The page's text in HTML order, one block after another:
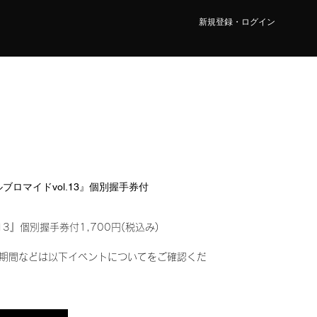
新規登録・ログイン
ロマイドvol.13』個別握手券付
』個別握手券付1,700円(税込み)
間などは以下イベントについてをご確認くだ